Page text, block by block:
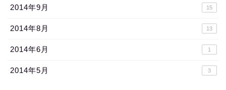
2014年9月 15
2014年8月 13
2014年6月 1
2014年5月 3